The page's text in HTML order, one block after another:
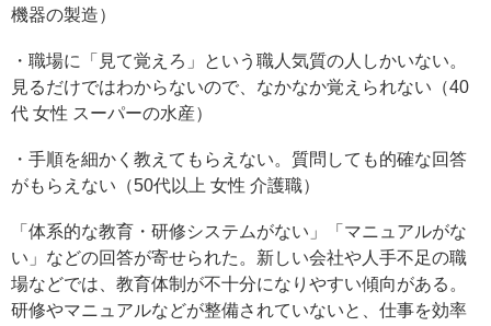
機器の製造）
・職場に「見て覚えろ」という職人気質の人しかいない。
見るだけではわからないので、なかなか覚えられない（40
代 女性 スーパーの水産）
・手順を細かく教えてもらえない。質問しても的確な回答
がもらえない（50代以上 女性 介護職）
「体系的な教育・研修システムがない」「マニュアルがな
い」などの回答が寄せられた。新しい会社や人手不足の職
場などでは、教育体制が不十分になりやすい傾向がある。
研修やマニュアルなどが整備されていないと、仕事を効率